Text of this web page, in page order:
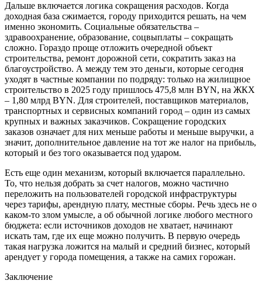
Дальше включается логика сокращения расходов. Когда
доходная база сжимается, городу приходится решать, на чем
именно экономить. Социальные обязательства –
здравоохранение, образование, соцвыплаты – сокращать
сложно. Гораздо проще отложить очередной объект
строительства, ремонт дорожной сети, сократить заказ на
благоустройство. А между тем это деньги, которые сегодня
уходят в частные компании по подряду: только на жилищное
строительство в 2025 году пришлось 475,8 млн BYN, на ЖКХ
– 1,80 млрд BYN. Для строителей, поставщиков материалов,
транспортных и сервисных компаний город – один из самых
крупных и важных заказчиков. Сокращение городских
заказов означает для них меньше работы и меньше выручки, а
значит, дополнительное давление на тот же налог на прибыль,
который и без того оказывается под ударом.
Есть еще один механизм, который включается параллельно.
То, что нельзя добрать за счет налогов, можно частично
переложить на пользователей городской инфраструктуры
через тарифы, арендную плату, местные сборы. Речь здесь не о
каком-то злом умысле, а об обычной логике любого местного
бюджета: если источников доходов не хватает, начинают
искать там, где их еще можно получить. В первую очередь
такая нагрузка ложится на малый и средний бизнес, который
арендует у города помещения, а также на самих горожан.
Заключение